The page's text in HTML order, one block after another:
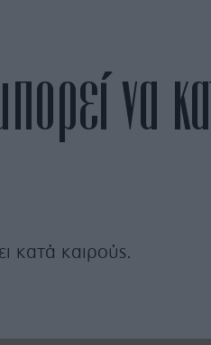
να
κατά καιρούς.